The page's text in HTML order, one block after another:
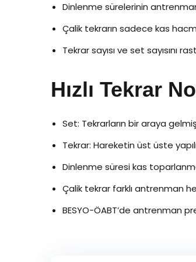
Dinlenme sürelerinin
Çalik tekrarın sadece kas
Tekrar sayısı ve set sayısını
Hızlı Tekrar
Set: Tekrarların bir araya
Tekrar: Hareketin üst üste
Dinlenme süresi kas
Çalik tekrar farklı antrenman
BESYO-ÖABT’de antrenman